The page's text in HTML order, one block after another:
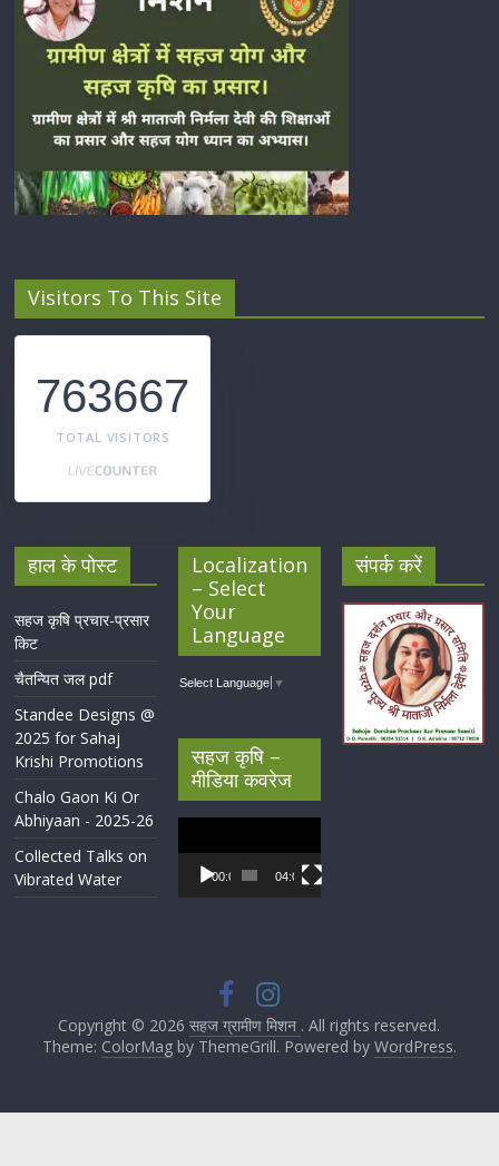
Visitors To This Site
763667
TOTAL VISITORS
हाल के पोस्ट
सहज कृषि प्रचार-प्रसार
किट
चैतन्यित जल pdf
Standee Designs @
2025 for Sahaj
Krishi Promotions
Chalo Gaon Ki Or
Abhiyaan - 2025-26
Collected Talks on
Vibrated Water
Localization
– Select
Your
Language
Select Language ▼
सहज कृषि –
मीडिया कवरेज
Player
00:00 04:07
संपर्क करें
Copyright © 2026सहज ग्रामीण मिशन . All rights reserved.
Theme: ColorMagby ThemeGrill. Powered by WordPress.